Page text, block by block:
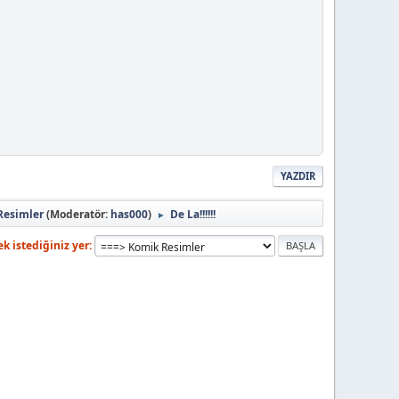
YAZDIR
(Moderatör: has000) ► De La!!!!!!
istediğiniz yer